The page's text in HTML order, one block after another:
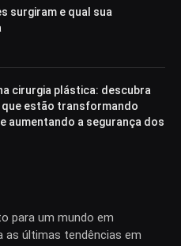
surgiram e qual sua
cirurgia plástica: descubra
que estão transformando
aumentando a segurança dos
para um mundo em
as últimas tendências em